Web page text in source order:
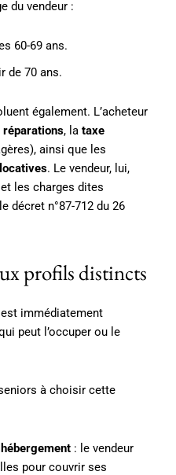
du vendeur :
60-69 ans.
de 70 ans.
également. L’acheteur
, la taxe
ainsi que les
. Le vendeur, lui,
les charges dites
décret n°87-712 du 26
profils distincts
immédiatement
peut l’occuper ou le
à choisir cette
: le vendeur
pour couvrir ses